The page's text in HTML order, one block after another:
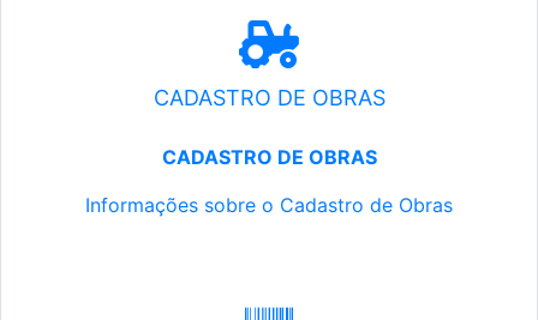
CADASTRO DE OBRAS
CADASTRO DE OBRAS
Informações sobre o Cadastro de Obras